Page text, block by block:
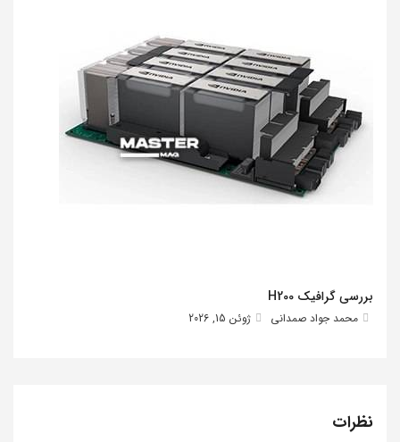
بررسی گرافیک H200
محمد جواد صمدانی ژوئن 15, 2026
نظرات